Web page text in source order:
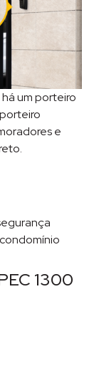
um porteiro
e
1300